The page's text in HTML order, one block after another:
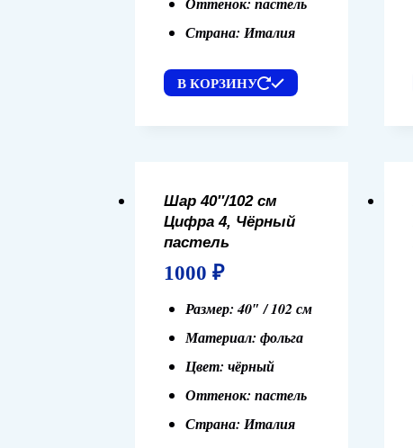
Страна: Италия
В КОРЗИНУ
Шар 40″/102 см
Цифра 4, Чёрный
пастель
1000 ₽
Размер: 40″ / 102 см
Материал: фольга
Цвет: чёрный
Оттенок: пастель
Страна: Италия